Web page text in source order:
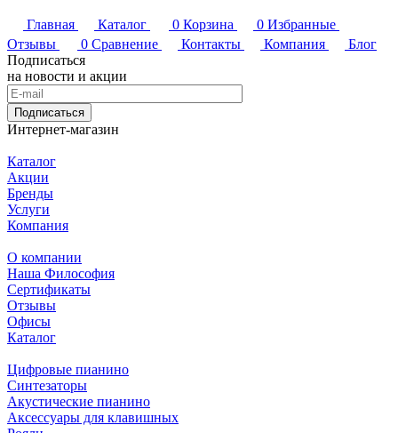
Главная Каталог 0 Корзина 0 Избранные
Отзывы
0 Сравнение Контакты Компания
Блог
Подписаться
на новости и акции
Подписаться
Интернет-магазин
Каталог
Акции
Бренды
Услуги
Компания
О компании
Наша Философия
Сертификаты
Отзывы
Офисы
Каталог
Цифровые пианино
Синтезаторы
Акустические пианино
Аксессуары для клавишных